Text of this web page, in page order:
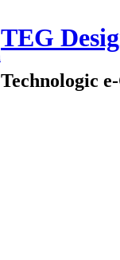
TEG
Technologic